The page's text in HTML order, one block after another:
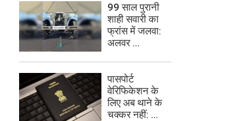
99 साल पुरानी
शाही सवारी का
फ्रांस में जलवा:
अलवर ...
पासपोर्ट
वेरिफिकेशन के
लिए अब थाने के
चक्कर नहीं: ...